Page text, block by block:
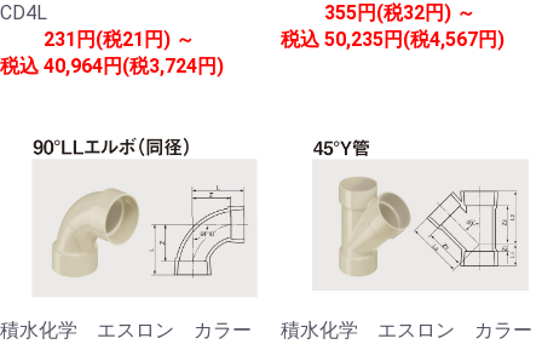
CD4L
税込
231円(税21円) ～
40,964円(税3,724円)
税込
355円(税32円) ～
50,235円(税4,567円)
積水化学 エスロン カラー
積水化学 エスロン カラー